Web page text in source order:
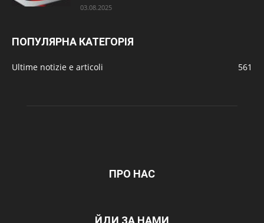
03.08.2025
ПОПУЛЯРНА КАТЕГОРІЯ
Ultime notizie e articoli 561
ПРО НАС
ЙДИ ЗА НАМИ